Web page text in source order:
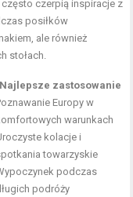
często czerpią inspiracje z
posiłków
ale również
stołach.
Najlepsze zastosowanie
Europy w
warunkach
kolacje i
towarzyskie
podczas
podróży